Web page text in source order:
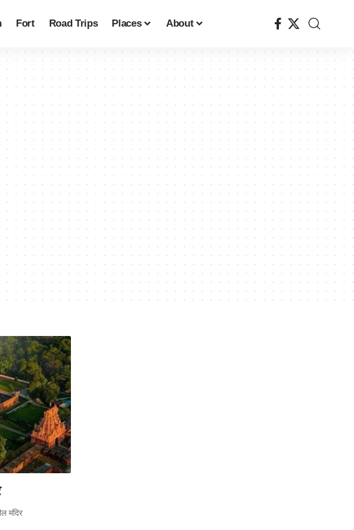
Fort Road Trips Places About
मंदिर